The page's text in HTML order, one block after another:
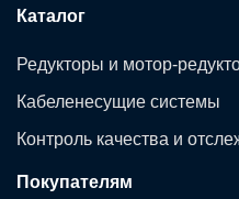
Каталог
Редукторы и мотор-
Кабеленесущие системы
Контроль качества и
Покупателям